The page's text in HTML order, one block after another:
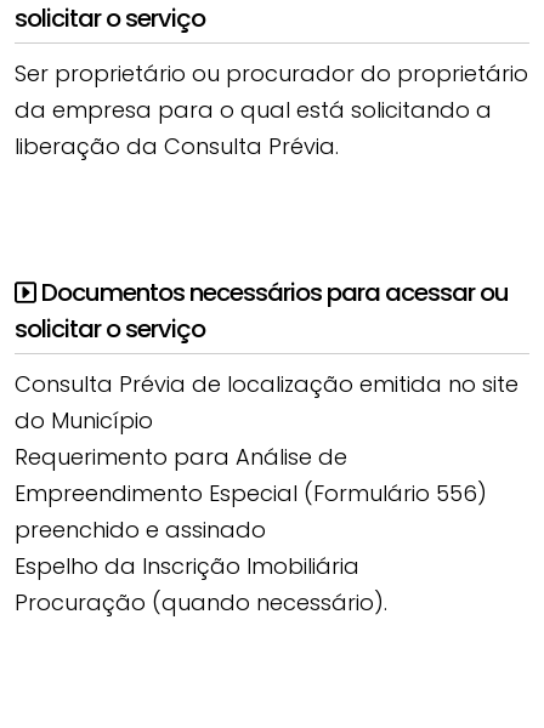
solicitar o serviço
Ser proprietário ou procurador do proprietário
da empresa para o qual está solicitando a
liberação da Consulta Prévia.
Documentos necessários para acessar ou
solicitar o serviço
Consulta Prévia de localização emitida no site
do Município
Requerimento para Análise de
Empreendimento Especial (Formulário 556)
preenchido e assinado
Espelho da Inscrição Imobiliária
Procuração (quando necessário).